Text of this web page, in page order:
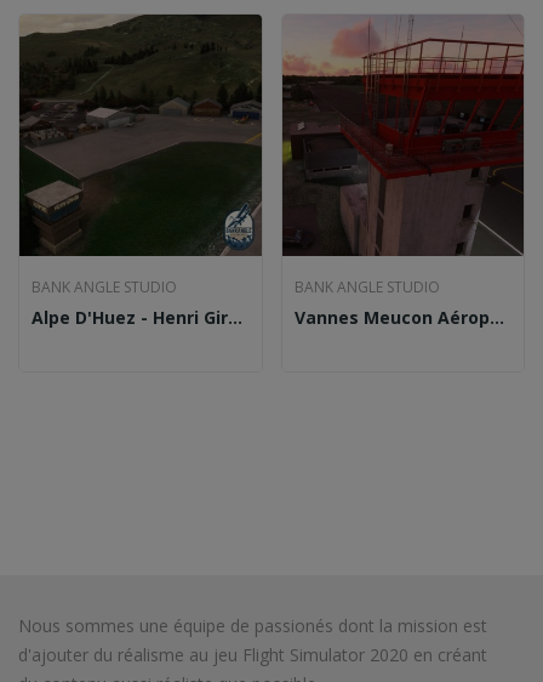
BANK ANGLE STUDIO
Alpe D'Huez - Henri Giraud Altiport - LFHU...
BANK ANGLE STUDIO
Vannes Meucon Aéroport- LFRV (MSFS2020)
Nous sommes une équipe de passionés dont la mission est
d'ajouter du réalisme au jeu Flight Simulator 2020 en créant